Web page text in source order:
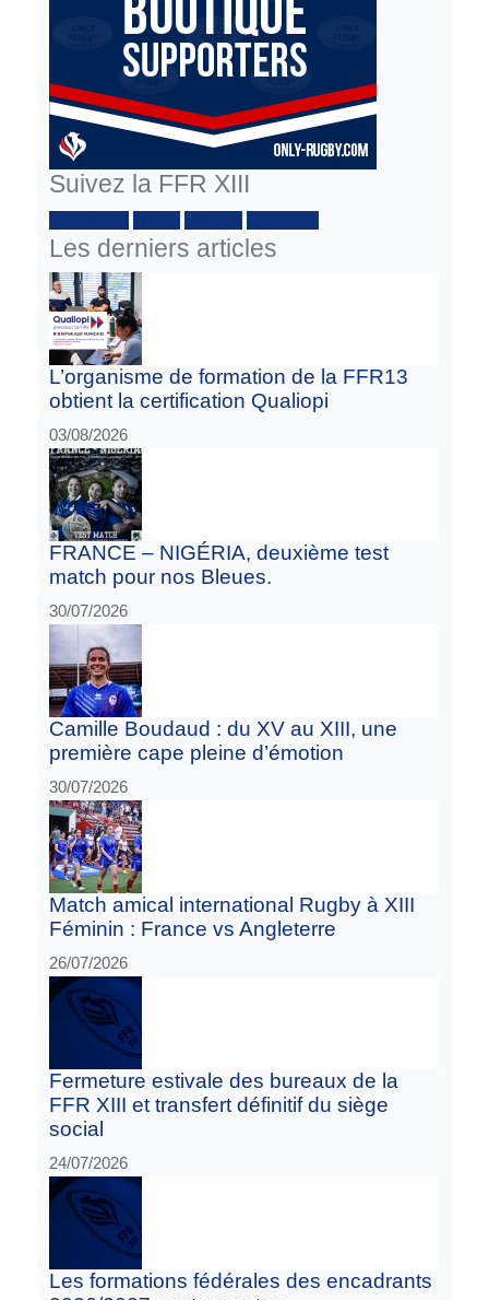
Suivez la FFR XIII
Les derniers articles
L’organisme de formation de la FFR13
obtient la certification Qualiopi
03/08/2026
FRANCE – NIGÉRIA, deuxième test
match pour nos Bleues.
30/07/2026
Camille Boudaud : du XV au XIII, une
première cape pleine d’émotion
30/07/2026
Match amical international Rugby à XIII
Féminin : France vs Angleterre
26/07/2026
Fermeture estivale des bureaux de la
FFR XIII et transfert définitif du siège
social
24/07/2026
Les formations fédérales des encadrants